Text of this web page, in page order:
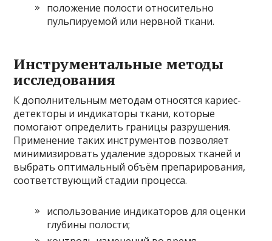
положение полости относительно
пульпируемой или нервной ткани.
Инструментальные методы
исследования
К дополнительным методам относятся кариес-
детекторы и индикаторы ткани, которые
помогают определить границы разрушения.
Применение таких инструментов позволяет
минимизировать удаление здоровых тканей и
выбрать оптимальный объём препарирования,
соответствующий стадии процесса.
использование индикаторов для оценки
глубины полости;